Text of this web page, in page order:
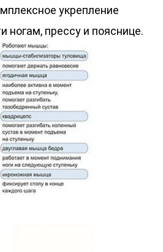
укрепление
прессу и пояснице.